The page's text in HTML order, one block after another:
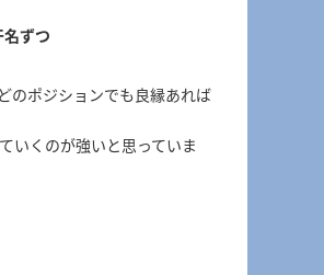
ずつ
のポジションでも良縁あれば
いくのが強いと思っていま